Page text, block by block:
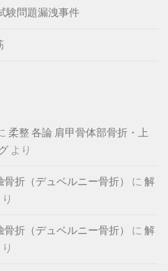
験問題漏洩事件
柔整 各論 肩甲骨体部骨折・上
より
折（デュベルニー骨折） に 解
折（デュベルニー骨折） に 解